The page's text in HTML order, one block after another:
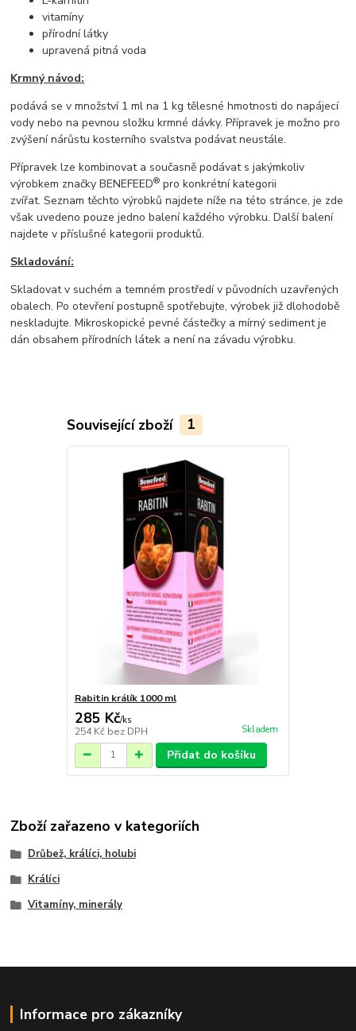
vitamíny
přírodní látky
upravená pitná voda
Krmný návod:
podává se v množství 1 ml na 1 kg tělesné hmotnosti do napájecí
vody nebo na pevnou složku krmné dávky. Přípravek je možno pro
zvýšení nárůstu kosterního svalstva podávat neustále.
Přípravek lze kombinovat a současně podávat s jakýmkoliv
výrobkem značky BENEFEED® pro konkrétní kategorii
zvířat. Seznam těchto výrobků najdete níže na této stránce, je zde
však uvedeno pouze jedno balení každého výrobku. Další balení
najdete v příslušné kategorii produktů.
Skladování:
Skladovat v suchém a temném prostředí v původních uzavřených
obalech. Po otevření postupně spotřebujte, výrobek již dlohodobě
neskladujte. Mikroskopické pevné částečky a mírný sediment je
dán obsahem přírodních látek a není na závadu výrobku.
Související zboží 1
Rabitin králík 1000 ml
285 Kč/ks
254 Kč bez DPH Skladem
Přidat do košíku
Zboží zařazeno v kategoriích
Drůbež, králíci, holubi
Králíci
Vitamíny, minerály
Informace pro zákazníky